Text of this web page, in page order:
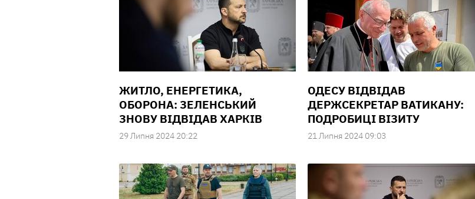
ЖИТЛО, ЕНЕРГЕТИКА,
ОБОРОНА: ЗЕЛЕНСЬКИЙ
ЗНОВУ ВІДВІДАВ ХАРКІВ
29 Липня 2024 20:22
ОДЕСУ ВІДВІДАВ
ДЕРЖСЕКРЕТАР ВАТИКАНУ:
ПОДРОБИЦІ ВІЗИТУ
21 Липня 2024 09:03